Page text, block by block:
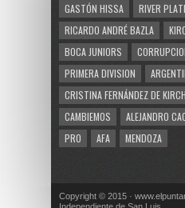
GASTÓN HISSA
RIVER
RICARDO ANDRÉ BAZLA
BOCA JUNIORS
PRIMERA DIVISION
CRISTINA FERNÁNDEZ DE
CAMBIEMOS
ALEJANDRO
PRO
AFA MENDOZA
Copyright © 2015 ·
Independiente de San Luis